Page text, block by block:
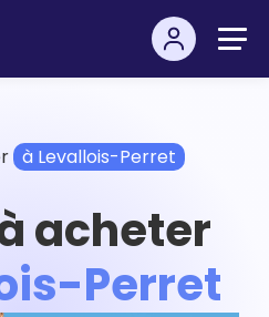
à Levallois-Perret
acheter
Perret